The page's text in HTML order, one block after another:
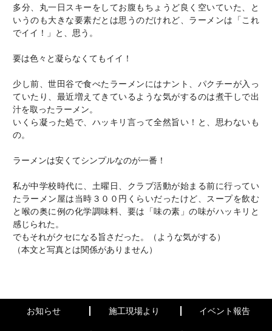
多分、丸一日スキーをしてお腹もちょうど良く空いていた、と
いうのも大きな要素だとは思うのだけれど、ラーメンは「これ
でイイ！」と、思う。
要は色々と凝らなくてもイイ！
少し前、世田谷で食べたラーメンにはナント、パクチーが入っ
ていたり、最近増えてきているような気がするのは煮干しで出
汁を取ったラーメン。
いくら凝った処で、ハッキリ言って全然旨い！と、思わないも
の。
ラーメンは安くてシンプルなのが一番！
私が中学校時代に、土曜日、クラブ活動が始まる前に行ってい
たラーメン屋は当時３００円くらいだったけど、スープを飲む
と喉の奥に例の化学調味料、要は「味の素」の味がハッキリと
感じられた。
でもそれがクセになる旨さだった。（ような気がする）
（本文と写真とは関係がありません）
お知らせ 施工現場より イベント報告